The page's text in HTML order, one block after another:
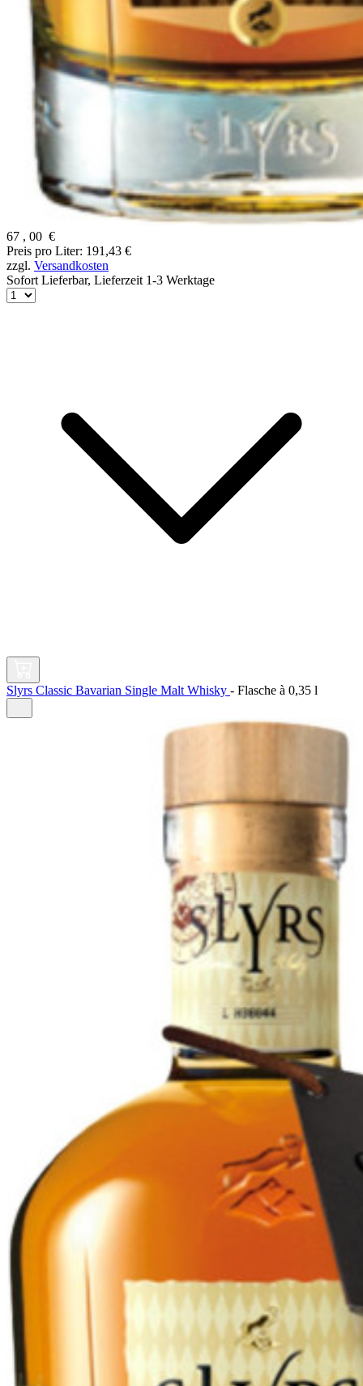
67 , 00 €
Preis pro Liter: 191,43 €
zzgl. Versandkosten
Sofort Lieferbar, Lieferzeit 1-3 Werktage
Slyrs Classic Bavarian Single Malt Whisky - Flasche à 0,35 l